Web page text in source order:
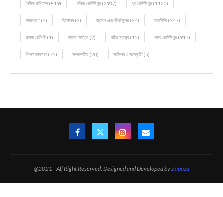
দৈনিক রাশিফল (819) পশ্চিম মেদিনীপুর (2937) পূর্ব মেদিনীপুর (1120)
বন্যপ্রাণ (4) বিনোদন(3) ভ্রমণ এবং তীর্থকেন্দ্র (24) রাজনীতি(347)
রান্না-রেসিপী (1) লাইফ স্টাইল (2) শরীর স্বাস্থ্য (15) শহর মেদিনীপুর (917)
শিক্ষা ব্যবস্থা (75) সম্পাদকীয় (20) সাহিত্য ও সংস্কৃতি(5)
@2021 - All Right Reserved. Designed and Developed byZapuza